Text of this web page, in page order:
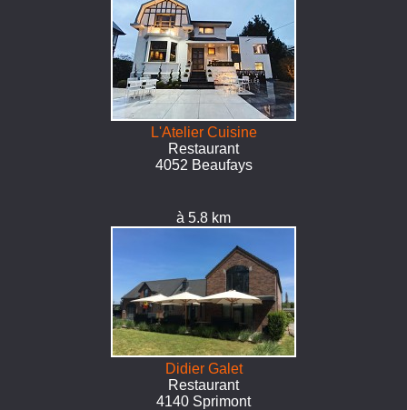
L'Atelier Cuisine
Restaurant
4052 Beaufays
à 5.8 km
Didier Galet
Restaurant
4140 Sprimont